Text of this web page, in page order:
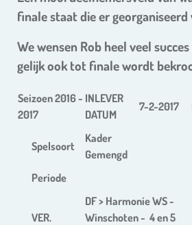
finale staat die er
We wensen Rob heel veel
gelijk ook tot finale wordt
Seizoen 2016 -
2017
INLEVER
DATUM
7-2-2017
Spelsoort
Kader
Gemengd
Periode
VER.
DF > Harmonie WS -
Winschoten - 4 en 5